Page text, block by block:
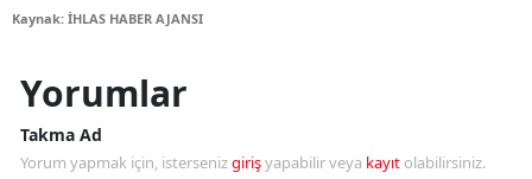
Kaynak: İHLAS HABER AJANSI
Yorumlar
Takma Ad
Yorum yapmak için, istersenizgirişyapabilir veya kayıt olabilirsiniz.